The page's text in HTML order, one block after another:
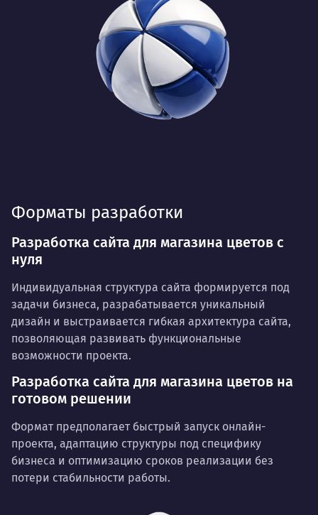
Форматы разработки
Разработка сайта для магазина цветов с
нуля
Индивидуальная структура сайта формируется под
задачи бизнеса, разрабатывается уникальный
дизайн и выстраивается гибкая архитектура сайта,
позволяющая развивать функциональные
возможности проекта.
Разработка сайта для магазина цветов на
готовом решении
Формат предполагает быстрый запуск онлайн-
проекта, адаптацию структуры под специфику
бизнеса и оптимизацию сроков реализации без
потери стабильности работы.